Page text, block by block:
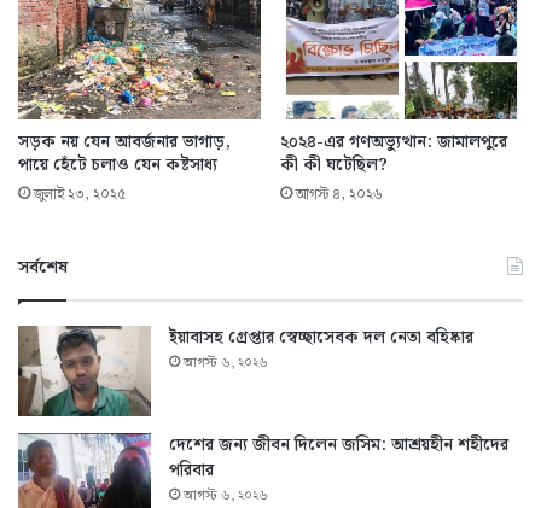
সড়ক নয় যেন আবর্জনার ভাগাড়,
পায়ে হেঁটে চলাও যেন কষ্টসাধ্য
জুলাই ২৩, ২০২৫
২০২৪-এর গণঅভ্যুত্থান: জামালপুরে
কী কী ঘটেছিল?
আগস্ট ৪, ২০২৬
সর্বশেষ
ইয়াবাসহ গ্রেপ্তার স্বেচ্ছাসেবক দল নেতা বহিষ্কার
আগস্ট ৬, ২০২৬
দেশের জন্য জীবন দিলেন জসিম: আশ্রয়হীন শহীদের
পরিবার
আগস্ট ৬, ২০২৬